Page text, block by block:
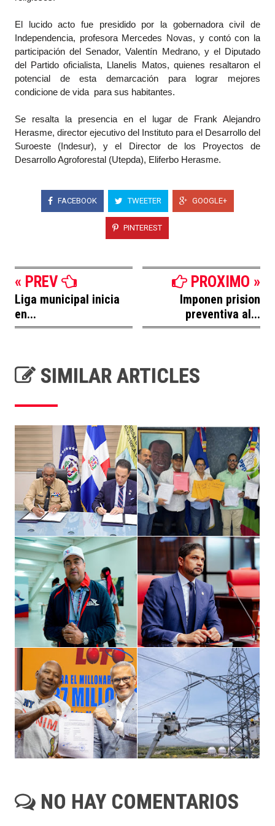
El lucido acto fue presidido por la gobernadora civil de
Independencia, profesora Mercedes Novas, y contó con la
participación del Senador, Valentín Medrano, y el Diputado
del Partido oficialista, Llanelis Matos, quienes resaltaron el
potencial de esta demarcación para lograr mejores
condicione de vida para sus habitantes.
Se resalta la presencia en el lugar de Frank Alejandro
Herasme, director ejecutivo del Instituto para el Desarrollo del
Suroeste (Indesur), y el Director de los Proyectos de
Desarrollo Agroforestal (Utepda), Eliferbo Herasme.
FACEBOOK TWEETER GOOGLE+
PINTEREST
« PREV
Liga municipal inicia
en...
PROXIMO »
Imponen prision
preventiva al...
SIMILAR ARTICLES
NO HAY COMENTARIOS